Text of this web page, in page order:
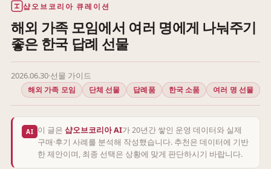
샵오브코리아 큐레이션
해외 가족 모임에서 여러 명에게 나눠주기
좋은 한국 답례 선물
2026.06.30·선물 가이드
해외 가족 모임 단체 선물 답례품 한국 소품 여러 명 선물
AI 이 글은샵오브코리아 AI가 20년간 쌓인 운영 데이터와 실제
구매·후기 사례를 분석해 작성했습니다. 추천은 데이터에 기반
한 제안이며, 최종 선택은 상황에 맞게 판단하시기 바랍니다.